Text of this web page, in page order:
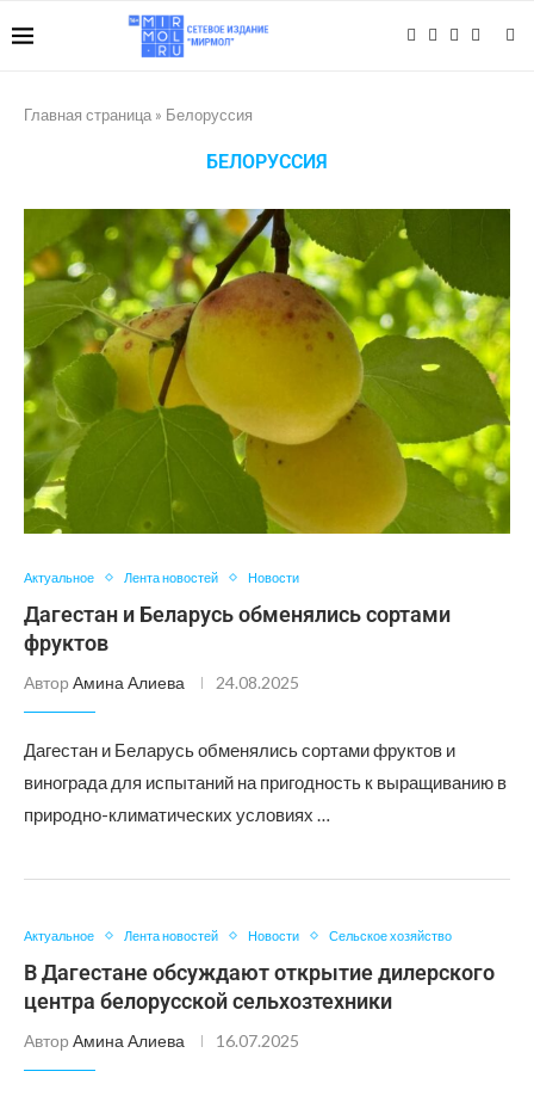
Главная страница » Белоруссия
БЕЛОРУССИЯ
Актуальное Лента новостей Новости
Дагестан и Беларусь обменялись сортами
фруктов
Автор Амина Алиева 24.08.2025
Дагестан и Беларусь обменялись сортами фруктов и
винограда для испытаний на пригодность к выращиванию в
природно-климатических условиях …
Актуальное Лента новостей Новости Сельское хозяйство
В Дагестане обсуждают открытие дилерского
центра белорусской сельхозтехники
Автор Амина Алиева 16.07.2025